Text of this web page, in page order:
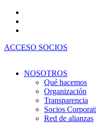
contenido
ACCESO SOCIOS
NOSOTROS
Qué hacemos
Organización
Transparencia
Socios
Red de alianzas